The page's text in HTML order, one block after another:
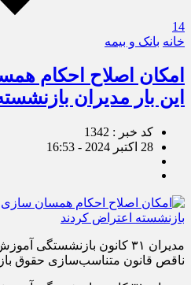
14
خانه بانک و بیمه
امکان اصلاح احکام
این بار مدیران
کد خبر : 1342
28 اکتبر 2024 - 16:53
مدیران ۳۱ کانون
ناقص قانون متناسب‌سازی حقوق